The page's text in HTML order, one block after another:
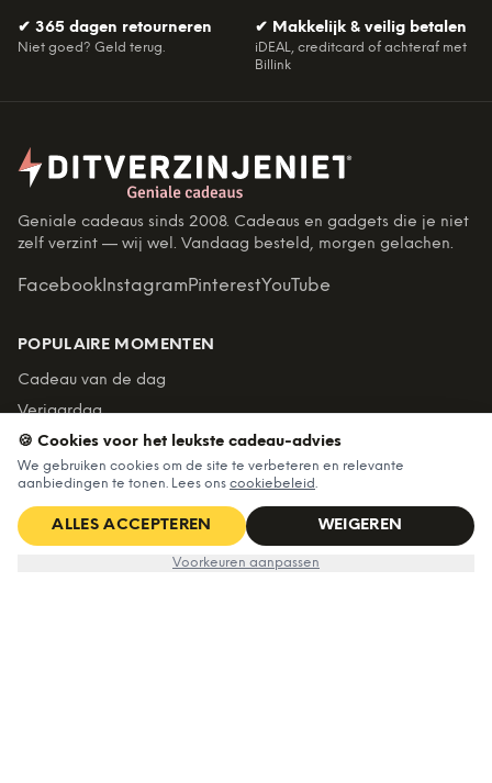
✔ 365 dagen retourneren
Niet goed? Geld terug.
✔ Makkelijk & veilig betalen
iDEAL, creditcard of achteraf met
Billink
Geniale cadeaus sinds 2008. Cadeaus en gadgets die je niet
zelf verzint — wij wel. Vandaag besteld, morgen gelachen.
Facebook InstagramPinterestYouTube
POPULAIRE MOMENTEN
Cadeau van de dag
Verjaardag
Moederdag
Vaderdag
Kerst
Sinterklaas
🍪 Cookies voor het leukste cadeau-advies
We gebruiken cookies om de site te verbeteren en relevante
aanbiedingen te tonen. Lees ons cookiebeleid.
ALLES ACCEPTEREN WEIGEREN
Voorkeuren aanpassen